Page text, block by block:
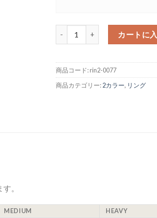
2カラー ウェーブ エッジリング
カートに
商品コード:rin2-0077
商品カテゴリー:2カラー, リング
。
MEDIUM HEAVY